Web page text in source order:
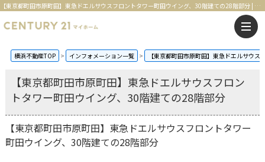
【東京都町田市原町田】東急ドエルサウスフロントタワー町田ウイング、30階建ての28階部分 | 横浜の不動産はセンチュリー21マイホーム
横浜不動産TOP インフォメーション一覧 【東京都町田市原町田】東急ドエルサウ
【東京都町田市原町田】東急ドエルサウスフロン
トタワー町田ウイング、30階建ての28階部分
【東京都町田市原町田】東急ドエルサウスフロントタワー
町田ウイング、30階建ての28階部分